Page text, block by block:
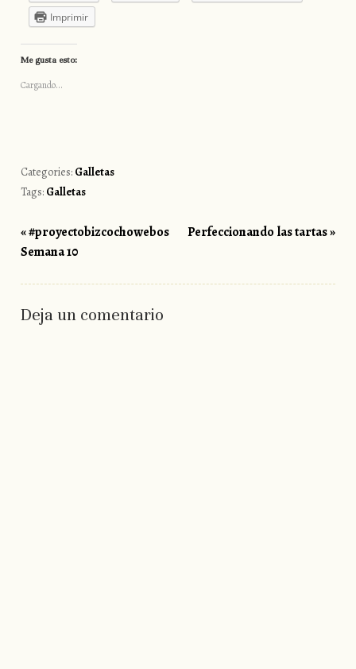
Imprimir
Me gusta esto:
Cargando...
Categories: Galletas
Tags: Galletas
Post navigation
«#proyectobizcochowebos
Semana 10
Perfeccionando las tartas»
Deja un comentario